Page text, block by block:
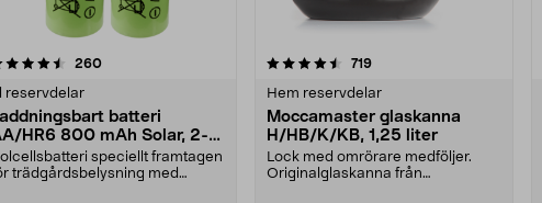
260recensioner
reservdelar
batteri
HR6 800 mAh Solar, 2-
speciellt framtagen
trädgårdsbelysning med
4.5 av 5 stjärnor 719recensioner
Hem reservdelar
Moccamaster glaskanna
H/HB/K/KB, 1,25 liter
Lock med omrörare medföljer.
Originalglaskanna från
4.0 av 5 stjärnor